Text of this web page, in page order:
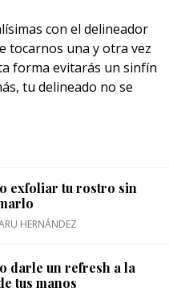
con el delineador
tocarnos una y otra vez
forma evitarás un sinfín
tu delineado no se
exfoliar tu rostro sin
HERNÁNDEZ
darle un refresh a la
tus manos